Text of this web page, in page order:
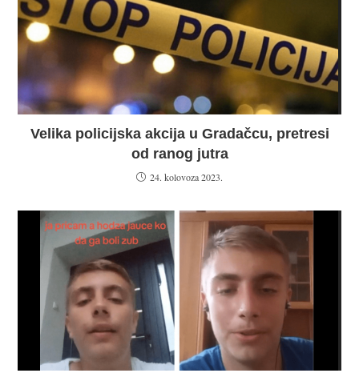
Velika policijska akcija u Gradačcu, pretresi
od ranog jutra
24. kolovoza 2023.